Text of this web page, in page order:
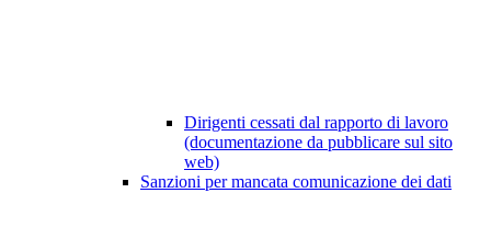
Dirigenti cessati dal rapporto di lavoro
(documentazione da pubblicare sul sito
web)
Sanzioni per mancata comunicazione dei dati